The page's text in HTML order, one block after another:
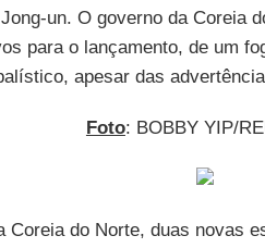
un. O governo da Coreia
para o lançamento, de um
apesar das
Foto: BOBBY YIP/
Coreia do Norte, duas novas